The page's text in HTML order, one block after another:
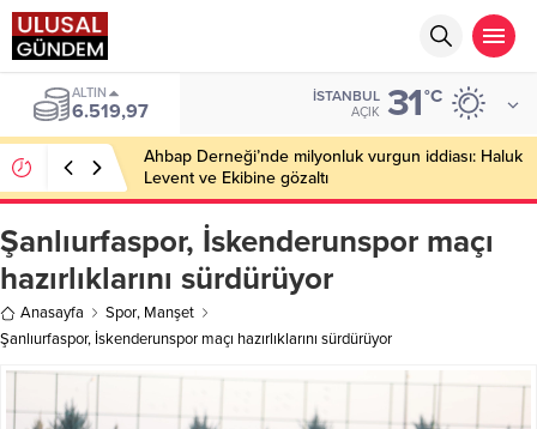
ALTIN
6.519,97
İSTANBUL
AÇIK 31°C
Ahbap Derneği’nde milyonluk vurgun iddiası: Haluk
Levent ve Ekibine gözaltı
Şanlıurfaspor, İskenderunspor maçı
hazırlıklarını sürdürüyor
Anasayfa Spor, Manşet
Şanlıurfaspor, İskenderunspor maçı hazırlıklarını sürdürüyor